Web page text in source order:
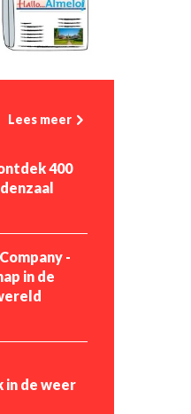
Lees meer
400
-
in de
in de weer